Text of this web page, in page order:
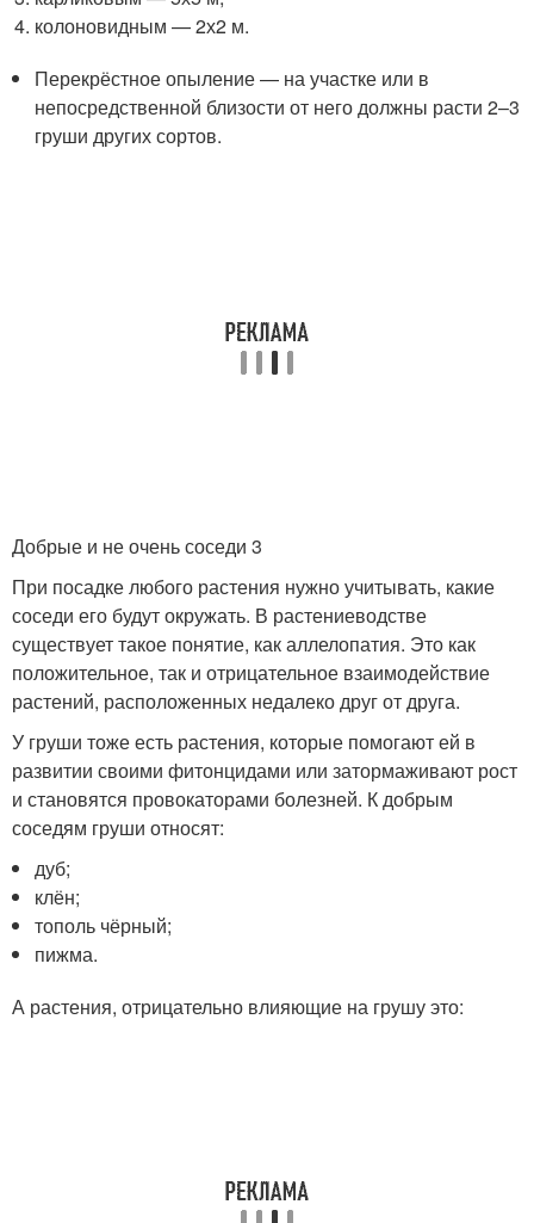
колоновидным — 2х2 м.
Перекрёстное опыление — на участке или в
непосредственной близости от него должны расти 2–3
груши других сортов.
Добрые и не очень соседи 3
При посадке любого растения нужно учитывать, какие
соседи его будут окружать. В растениеводстве
существует такое понятие, как аллелопатия. Это как
положительное, так и отрицательное взаимодействие
растений, расположенных недалеко друг от друга.
У груши тоже есть растения, которые помогают ей в
развитии своими фитонцидами или затормаживают рост
и становятся провокаторами болезней. К добрым
соседям груши относят:
дуб;
клён;
тополь чёрный;
пижма.
А растения, отрицательно влияющие на грушу это: